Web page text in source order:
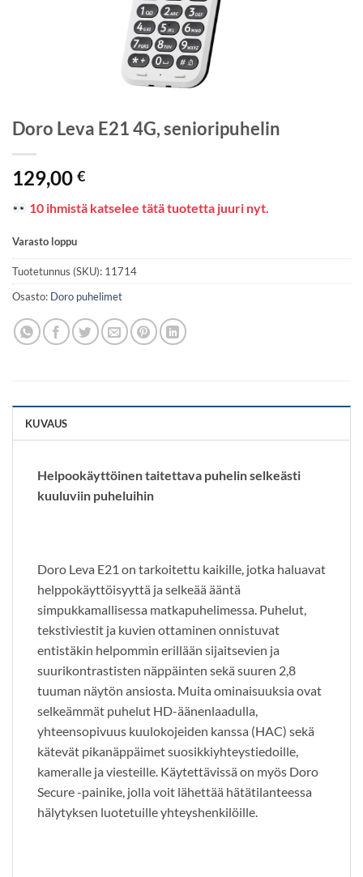
Doro Leva E21 4G, senioripuhelin
129,00 €
10 ihmistä katselee tätä tuotetta juuri nyt.
Varasto loppu
Tuotetunnus (SKU): 11714
Osasto: Doro puhelimet
KUVAUS
Helpookäyttöinen taitettava puhelin selkeästi
kuuluviin puheluihin
Doro Leva E21 on tarkoitettu kaikille, jotka haluavat
helppokäyttöisyyttä ja selkeää ääntä
simpukkamallisessa matkapuhelimessa. Puhelut,
tekstiviestit ja kuvien ottaminen onnistuvat
entistäkin helpommin erillään sijaitsevien ja
suurikontrastisten näppäinten sekä suuren 2,8
tuuman näytön ansiosta. Muita ominaisuuksia ovat
selkeämmät puhelut HD-äänenlaadulla,
yhteensopivuus kuulokojeiden kanssa (HAC) sekä
kätevät pikanäppäimet suosikkiyhteystiedoille,
kameralle ja viesteille. Käytettävissä on myös Doro
Secure -painike, jolla voit lähettää hätätilanteessa
hälytyksen luotetuille yhteyshenkilöille.